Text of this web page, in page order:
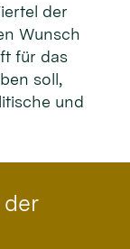
der
Wunsch
für das
soll,
und